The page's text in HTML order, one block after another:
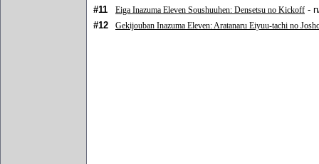
#11
Eiga Inazuma Eleven Soushuuhen: Densetsu no Kickoff -
#12
Gekijouban Inazuma Eleven: Aratanaru Eiyuu-tachi no